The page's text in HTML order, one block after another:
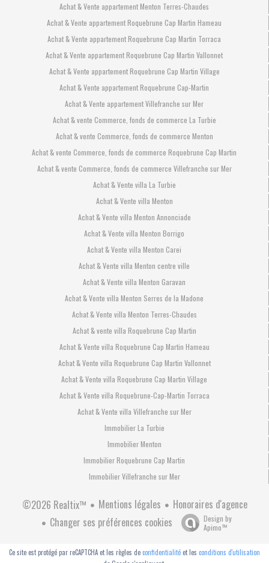
Achat & Vente appartement Menton Terres-Chaudes
Achat & Vente appartement Roquebrune Cap Martin Hameau
Achat & Vente appartement Roquebrune Cap Martin Torraca
Achat & Vente appartement Roquebrune Cap Martin Vallonnet
Achat & Vente appartement Roquebrune Cap Martin Village
Achat & Vente appartement Roquebrune Cap-Martin
Achat & Vente appartement Villefranche sur Mer
Achat & vente Commerce, fonds de commerce La Turbie
Achat & vente Commerce, fonds de commerce Menton
Achat & vente Commerce, fonds de commerce Roquebrune Cap Martin
Achat & vente Commerce, fonds de commerce Villefranche sur Mer
Achat & Vente villa La Turbie
Achat & Vente villa Menton
Achat & Vente villa Menton Annonciade
Achat & Vente villa Menton Borrigo
Achat & Vente villa Menton Carei
Achat & Vente villa Menton centre ville
Achat & Vente villa Menton Garavan
Achat & Vente villa Menton Serres de la Madone
Achat & Vente villa Menton Terres-Chaudes
Achat & vente villa Roquebrune Cap Martin
Achat & Vente villa Roquebrune Cap Martin Hameau
Achat & Vente villa Roquebrune Cap Martin Vallonnet
Achat & Vente villa Roquebrune Cap Martin Village
Achat & Vente villa Roquebrune-Cap-Martin Torraca
Achat & Vente villa Villefranche sur Mer
Immobilier La Turbie
Immobilier Menton
Immobilier Roquebrune Cap Martin
Immobilier Villefranche sur Mer
©2026 Realtix™ Mentions légales
Honoraires d'agence
Changer ses préférences cookies
Design by
Apimo™
Ce site est protégé par reCAPTCHA et les règles deconfidentialitéet les conditions d'utilisation